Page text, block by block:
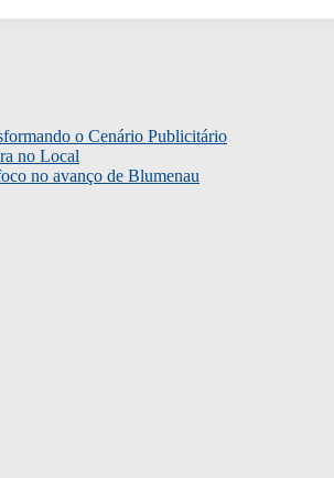
o Cenário Publicitário
no Local
no avanço de Blumenau